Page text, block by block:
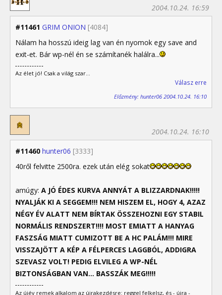
#11461 GRIM ONION [4084]
2004.10.24. 16:59
Nálam ha hosszú ideig lag van én nyomok egy save and
exit-et. Bár wp-nél én se számítanék halálra...
Az élet jó! Csak a világ szar...
Válasz erre
Előzmény: hunter06 2004.10.24. 16:10
#11460 hunter06 [3333]
2004.10.24. 16:10
40ről felvitte 2500ra. ezek után elég sokat
amúgy: A JÓ ÉDES KURVA ANNYÁT A BLIZZARDNAK!!!!!
NYALJÁK KI A SEGGEM!!! NEM HISZEM EL, HOGY 4, AZAZ
NÉGY ÉV ALATT NEM BÍRTAK ÖSSZEHOZNI EGY STABIL
NORMÁLIS RENDSZERT!!!! MOST EMIATT A HANYAG
FASZSÁG MIATT CUMIZOTT BE A HC PALÁM!!! MIRE
VISSZAJÖTT A KÉP A FÉLPERCES LAGGBÓL, ADDIGRA
SZEVASZ VOLT! PEDIG ELVILEG A WP-NÉL
BIZTONSÁGBAN VAN... BASSZÁK MEG!!!!!
Az újév remek alkalom az újrakezdésre: reggel felkelsz, és - újra -